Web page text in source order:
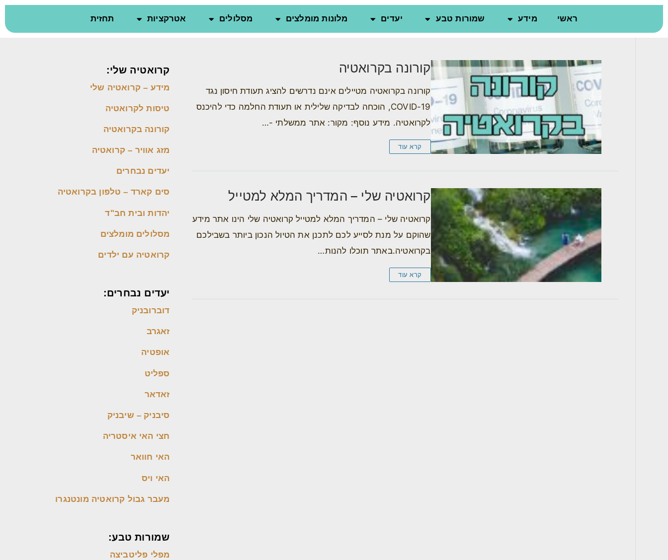
ראשי מידע שמורות טבע יעדים מלונות מומלצים מסלולים אטרקציות תחזית
קורונה בקרואטיה
קורונה בקרואטיה מטיילים אינם נדרשים להציג תעודת חיסון נגד
COVID-19, הוכחה לבדיקה שלילית או תעודת החלמה כדי להיכנס
לקרואטיה. מידע נוסף: מקור: אתר ממשלתי -…
קרא עוד
קרואטיה שלי – המדריך המלא למטייל
קרואטיה שלי – המדריך המלא למטייל קרואטיה שלי הינו אתר מידע
שהוקם על מנת לסייע לכם לתכנן את הטיול הנכון ביותר בשבילכם
בקרואטיה.באתר תוכלו להנות…
קרא עוד
קרואטיה שלי:
מידע – קרואטיה שלי
טיסות לקרואטיה
קורונה בקרואטיה
מזג אוויר – קרואטיה
יעדים נבחרים
סים קארד – טלפון בקרואטיה
יהדות ובית חב"ד
מסלולים מומלצים
קרואטיה עם ילדים
יעדים נבחרים:
דוברובניק
זאגרב
אופטיה
ספליט
זאדאר
סיבניק – שיבניק
חצי האי איסטריה
האי חוואר
האי ויס
מעבר גבול קרואטיה מונטנגרו
שמורות טבע:
מפלי פליטביצה